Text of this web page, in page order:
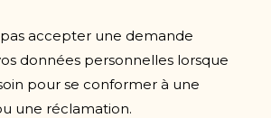
accepter une demande
données personnelles lorsque
pour se conformer à une
une réclamation.